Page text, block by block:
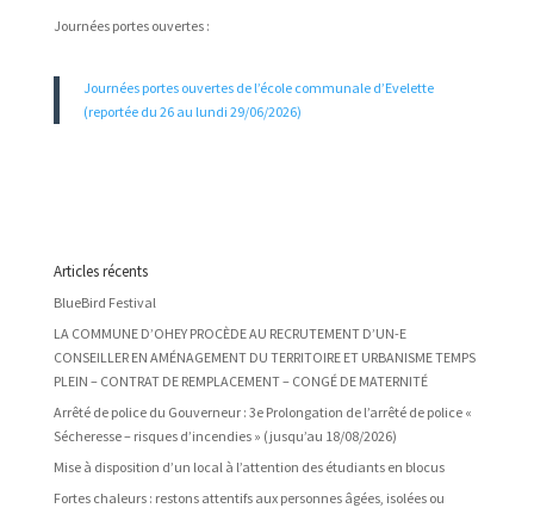
Journées portes ouvertes :
Journées portes ouvertes de l’école communale d’Evelette
(reportée du 26 au lundi 29/06/2026)
Articles récents
BlueBird Festival
LA COMMUNE D’OHEY PROCÈDE AU RECRUTEMENT D’UN-E
CONSEILLER EN AMÉNAGEMENT DU TERRITOIRE ET URBANISME TEMPS
PLEIN – CONTRAT DE REMPLACEMENT – CONGÉ DE MATERNITÉ
Arrêté de police du Gouverneur : 3e Prolongation de l’arrêté de police «
Sécheresse – risques d’incendies » (jusqu’au 18/08/2026)
Mise à disposition d’un local à l’attention des étudiants en blocus
Fortes chaleurs : restons attentifs aux personnes âgées, isolées ou